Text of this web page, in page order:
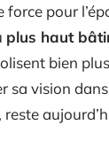
pour
plus haut
bien
vision dans